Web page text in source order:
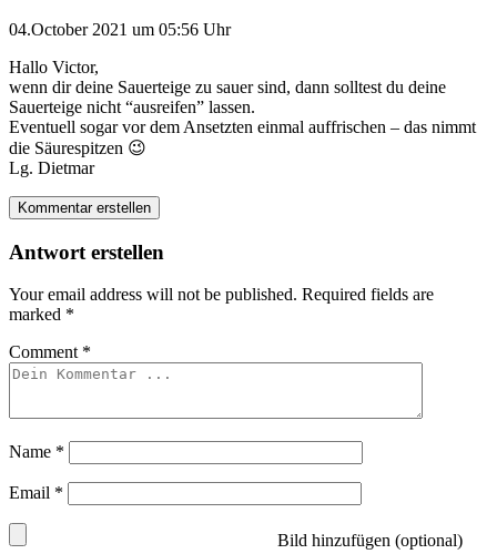
04.October 2021 um 05:56 Uhr
Hallo Victor,
wenn dir deine Sauerteige zu sauer sind, dann solltest du deine
Sauerteige nicht “ausreifen” lassen.
Eventuell sogar vor dem Ansetzten einmal auffrischen – das nimmt
die Säurespitzen 😉
Lg. Dietmar
Kommentar erstellen
Antwort erstellen
Your email address will not be published. Required fields are
marked *
Comment *
Name *
Email *
Bild hinzufügen (optional)